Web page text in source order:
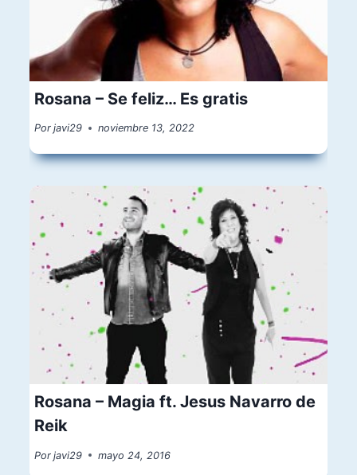
Rosana – Se feliz… Es gratis
Por javi29 noviembre 13, 2022
Rosana – Magia ft. Jesus Navarro de
Reik
Por javi29 mayo 24, 2016